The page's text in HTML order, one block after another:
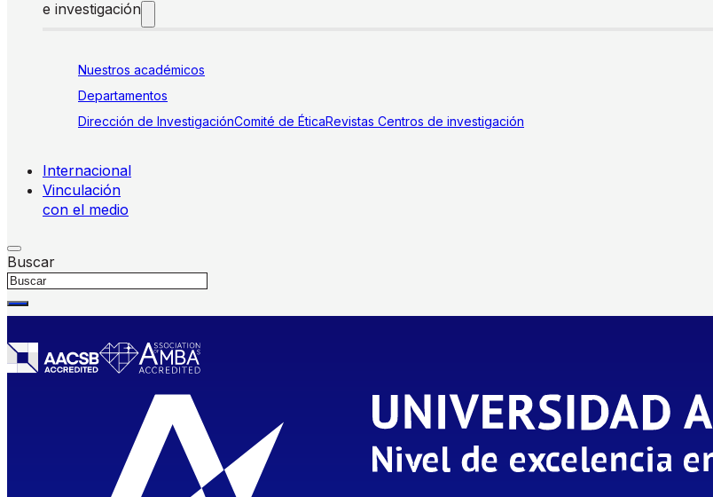
e investigación
Nuestros académicos
Departamentos
Dirección de InvestigaciónComité de ÉticaRevistas Centros de investigación
Internacional
Vinculación
con el medio
Buscar